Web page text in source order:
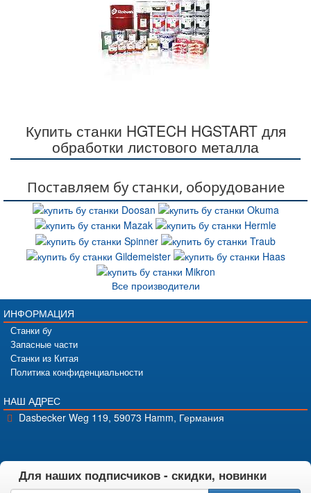
Промышленная смазка для станков: Bridgeport,
Cinncinati, Citizen, DMG, Дозан, Хаас, Kitamura,
Makino, Mazak, Mitsui Seiki, Окума, Трауб
Купить станки HGTECH HGSTART для
обработки листового металла
Поставляем бу станки, оборудование
Все производители
ИНФОРМАЦИЯ
Станки бу
Запасные части
Станки из Китая
Политика конфиденциальности
НАШ АДРЕС
Dasbecker Weg 119, 59073 Hamm, Германия
Для наших подписчиков - скидки, новинки